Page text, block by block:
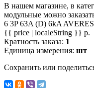
В нашем магазине, в
модульные можно
6 3P 63A (D) 6kA
{{ price | localeString }} р.
Кратность заказа: 1
Единица измерения: шт
Сохранить или